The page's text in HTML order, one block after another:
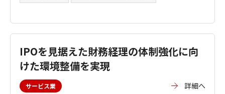
IPOを見据えた財務経理の体制強化に向
けた環境整備を実現
サービス業 詳細へ